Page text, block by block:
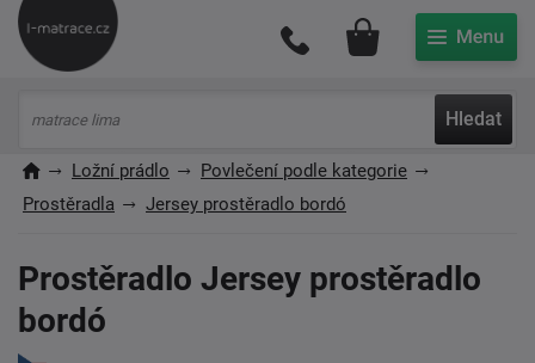
Hledat
Můj účet
Ložní prádlo
Povlečení podle kategorie
Prostěradla
Jersey prostěradlo bordó
Prostěradlo Jersey prostěradlo
bordó